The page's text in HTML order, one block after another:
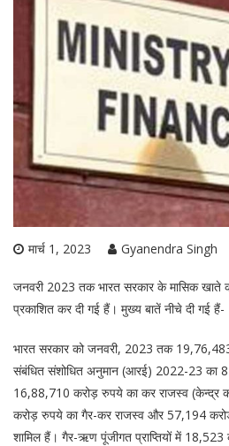
मार्च 1, 2023 Gyanendra Singh
जनवरी 2023 तक भारत सरकार के मासिक खाते
प्रकाशित कर दी गई हैं। मुख्य बातें नीचे दी गई हैं-
भारत सरकार को जनवरी, 2023 तक
संबंधित संशोधित अनुमान (आरई) 2022-23 का
16,88,710 करोड़ रुपये का कर राजस्व (केन्द्र
करोड़ रुपये का गैर-कर राजस्व और 57,194
शामिल हैं। गैर-ऋण पूंजीगत प्राप्तियों में